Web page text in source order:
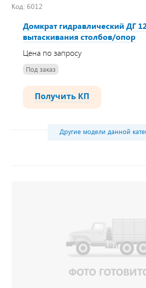
Код: 6012
Домкрат гидравлический ДГ
вытаскивания столбов/опор
Цена по запросу
Под заказ
Получить КП
Другие модели данной